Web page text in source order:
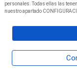
personales. Todas ellas las
nuestro apartado